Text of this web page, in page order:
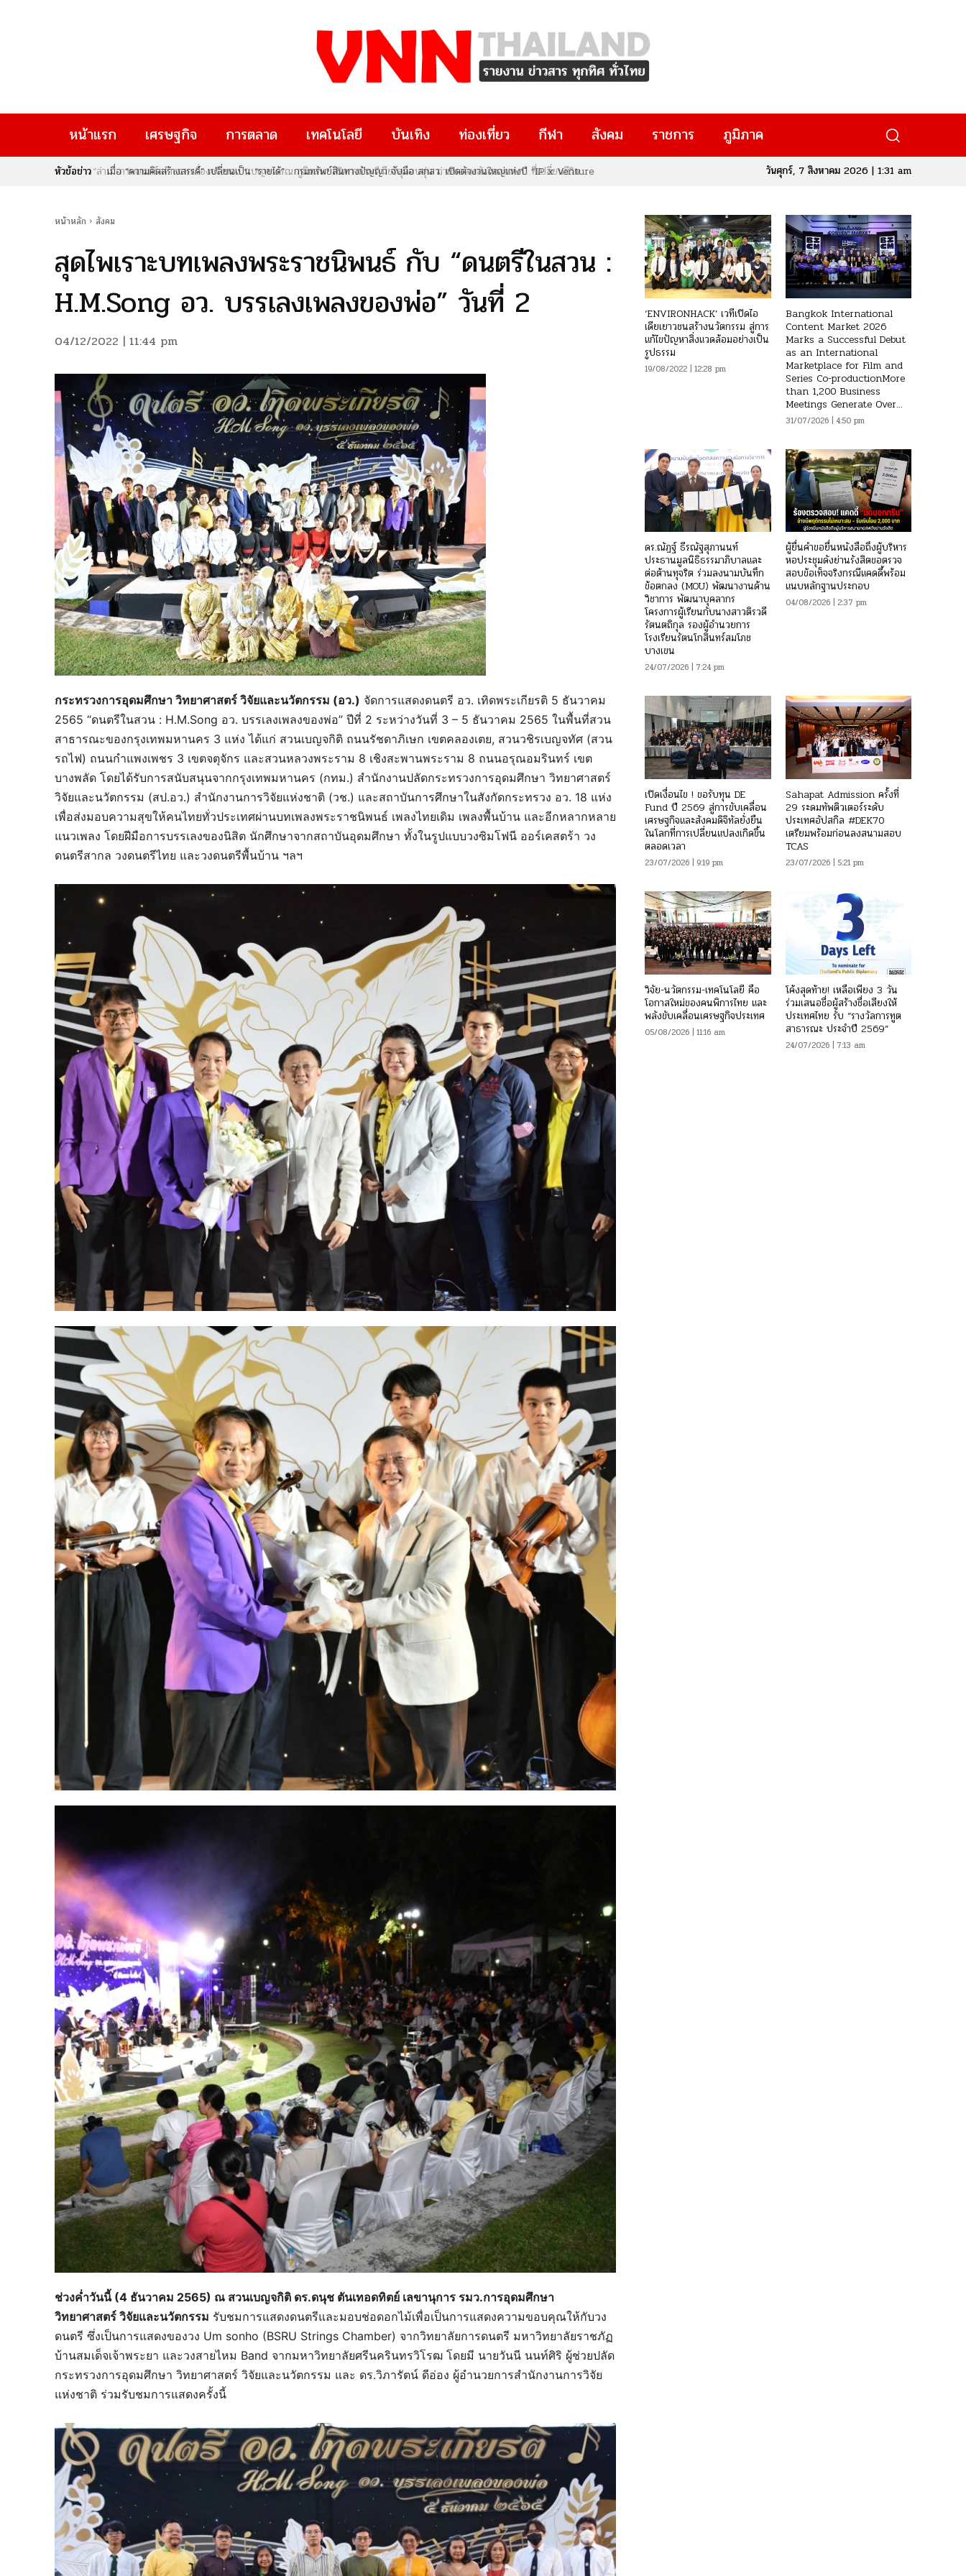
หน้าแรก เศรษฐกิจ การตลาด เทคโนโลยี บันเทิง ท่องเที่ยว กีฬา สังคม ราชการ ภูมิภาค
หัวข้อข่าว
เมื่อ “ความคิดสร้างสรรค์” เปลี่ยนเป็น “รายได้” : กรมทรัพย์สินทางปัญญา จับมือ สกสว. เปิดตัวงานใหญ่แห่งปี “IP x Venture
วันศุกร์, 7 สิงหาคม 2026 | 1:31 am
หน้าหลัก สังคม
สุดไพเราะบทเพลงพระราชนิพนธ์ กับ “ดนตรีในสวน :
H.M.Song อว. บรรเลงเพลงของพ่อ” วันที่ 2
04/12/2022 | 11:44 pm
กระทรวงการอุดมศึกษา วิทยาศาสตร์ วิจัยและนวัตกรรม (อว.) จัดการแสดงดนตรี อว. เทิดพระเกียรติ 5 ธันวาคม
2565 “ดนตรีในสวน : H.M.Song อว. บรรเลงเพลงของพ่อ” ปีที่ 2 ระหว่างวันที่ 3 – 5 ธันวาคม 2565 ในพื้นที่สวน
สาธารณะของกรุงเทพมหานคร 3 แห่ง ได้แก่ สวนเบญจกิติ ถนนรัชดาภิเษก เขตคลองเตย, สวนวชิรเบญจทัศ (สวน
รถไฟ) ถนนกำแพงเพชร 3 เขตจตุจักร และสวนหลวงพระราม 8 เชิงสะพานพระราม 8 ถนนอรุณอมรินทร์ เขต
บางพลัด โดยได้รับการสนับสนุนจากกรุงเทพมหานคร (กทม.) สำนักงานปลัดกระทรวงการอุดมศึกษา วิทยาศาสตร์
วิจัยและนวัตกรรม (สป.อว.) สำนักงานการวิจัยแห่งชาติ (วช.) และสถาบันการศึกษาในสังกัดกระทรวง อว. 18 แห่ง
เพื่อส่งมอบความสุขให้คนไทยทั่วประเทศผ่านบทเพลงพระราชนิพนธ์ เพลงไทยเดิม เพลงพื้นบ้าน และอีกหลากหลาย
แนวเพลง โดยฝีมือการบรรเลงของนิสิต นักศึกษาจากสถาบันอุดมศึกษา ทั้งในรูปแบบวงซิมโฟนี ออร์เคสตร้า วง
ดนตรีสากล วงดนตรีไทย และวงดนตรีพื้นบ้าน ฯลฯ
ช่วงค่ำวันนี้ (4 ธันวาคม 2565) ณ สวนเบญจกิติ ดร.ดนุช ตันเทอดทิตย์ เลขานุการ รมว.การอุดมศึกษา
วิทยาศาสตร์ วิจัยและนวัตกรรม รับชมการแสดงดนตรีและมอบช่อดอกไม้เพื่อเป็นการแสดงความขอบคุณให้กับวง
ดนตรี ซึ่งเป็นการแสดงของวง Um sonho (BSRU Strings Chamber) จากวิทยาลัยการดนตรี มหาวิทยาลัยราชภัฏ
บ้านสมเด็จเจ้าพระยา และวงสายไหม Band จากมหาวิทยาลัยศรีนครินทรวิโรฒ โดยมี นายวันนี นนท์ศิริ ผู้ช่วยปลัด
กระทรวงการอุดมศึกษา วิทยาศาสตร์ วิจัยและนวัตกรรม และ ดร.วิภารัตน์ ดีอ่อง ผู้อำนวยการสำนักงานการวิจัย
แห่งชาติ ร่วมรับชมการแสดงครั้งนี้
‘ENVIRONHACK’ เวทีเปิดไอ
เดียเยาวชนสร้างนวัตกรรม สู่การ
แก้ไขปัญหาสิ่งแวดล้อมอย่างเป็น
รูปธรรม
19/08/2022 | 12:28 pm
Bangkok International
Content Market 2026
Marks a Successful Debut
as an International
Marketplace for Film and
Series Co-productionMore
than 1,200 Business
Meetings Generate Over...
31/07/2026 | 4:50 pm
ดร.ณัฏฐ์ ธีรณัฐสุภานนท์
ประธานมูลนิธิธรรมาภิบาลและ
ต่อต้านทุจริต ร่วมลงนามบันทึก
ข้อตกลง (MOU) พัฒนางานด้าน
วิชาการ พัฒนาบุคลากร
โครงการผู้เรียนกับนางสาวติรวดี
รัตนตถิกุล รองผู้อำนวยการ
โรงเรียนรัตนโกสินทร์สมโภช
บางเขน
24/07/2026 | 7:24 pm
ผู้ยื่นคำขอยื่นหนังสือถึงผู้บริหาร
หอประชุมดังย่านรังสิตขอตรวจ
สอบข้อเท็จจริงกรณีแคดดี้พร้อม
แนบหลักฐานประกอบ
04/08/2026 | 2:37 pm
เปิดเงื่อนไข ! ขอรับทุน DE
Fund ปี 2569 สู่การขับเคลื่อน
เศรษฐกิจและสังคมดิจิทัลยั่งยืน
ในโลกที่การเปลี่ยนแปลงเกิดขึ้น
ตลอดเวลา
23/07/2026 | 9:19 pm
Sahapat Admission ครั้งที่
29 ระดมทัพติวเตอร์ระดับ
ประเทศอัปสกิล #DEK70
เตรียมพร้อมก่อนลงสนามสอบ
TCAS
23/07/2026 | 5:21 pm
วิจัย-นวัตกรรม-เทคโนโลยี คือ
โอกาสใหม่ของคนพิการไทย และ
พลังขับเคลื่อนเศรษฐกิจประเทศ
05/08/2026 | 11:16 am
โค้งสุดท้าย! เหลือเพียง 3 วัน
ร่วมเสนอชื่อผู้สร้างชื่อเสียงให้
ประเทศไทย รับ “รางวัลการทูต
สาธารณะ ประจำปี 2569”
24/07/2026 | 7:13 am